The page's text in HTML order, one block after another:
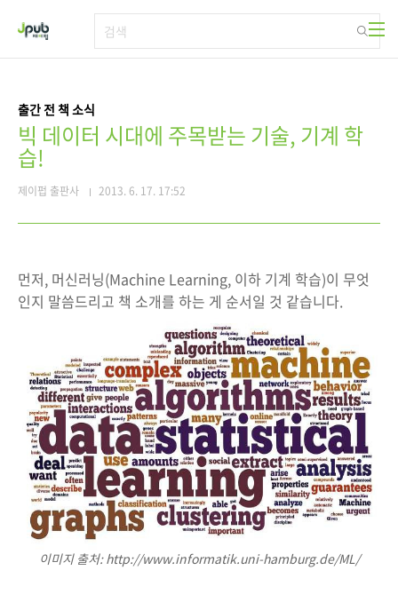
출간 전 책 소식
빅 데이터 시대에 주목받는 기술, 기계 학
습!
제이펍 출판사 2013. 6. 17. 17:52
먼저, 머신러닝(Machine Learning, 이하 기계 학습)이 무엇
인지 말씀드리고 책 소개를 하는 게 순서일 것 같습니다.
이미지 출처: http://www.informatik.uni-hamburg.de/ML/